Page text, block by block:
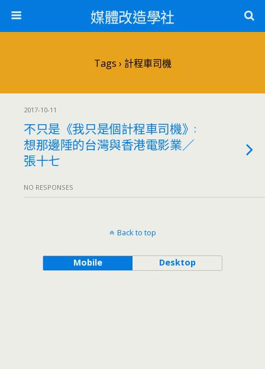
媒體改造學社
Tags › 計程車司機
2017-10-11
不只是《我只是個計程車司機》:
想那邊陲的台灣與香港電影業／
張十七
NO RESPONSES
Back to top
Mobile Desktop